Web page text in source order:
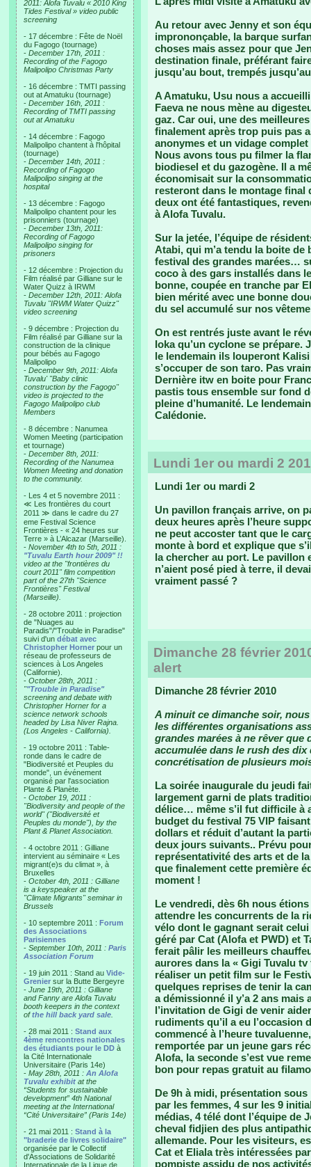
2011: Alofa Tuvalu « 2010 King
Tides Festival » video public
screening
- 17 décembre : Fête de Noël
du Fagogo (tournage)
- December 17th, 2011 :
Recording of the Fagogo
Malipolipo Christmas Party
- 16 décembre : TMTI passing
out at Amatuku (tournage)
- December 16th, 2011 :
Recording of TMTI passing
out at Amatuku
- 14 décembre : Fagogo
Malipolipo chantent à l'hôpital
(tournage)
- December 14th, 2011 :
Recording of Fagogo
Malipolipo singing at the
hospital
- 13 décembre : Fagogo
Malipolipo chantent pour les
prisonniers (tournage)
- December 13th, 2011:
Recording of Fagogo
Malipolipo singing for
prisoners
- 12 décembre : Projection du
Film réalisé par Gilliane sur le
Water Quizz à IRWM
- December 12th, 2011: Alofa
Tuvalu "IRWM Water Quizz"
video screening
- 9 décembre : Projection du
Film réalisé par Gilliane sur la
construction de la clinique
pour bébés au Fagogo
Malipolipo
- December 9th, 2011: Alofa
Tuvalu' "Baby clinic
construction by the Fagogo"
video is projected to the
Fagogo Malipolipo club
Members
- 8 décembre : Nanumea
Women Meeting (participation
et tournage)
- December 8th, 2011:
Recording of the Nanumea
Women Meeting and donation
to the community.
- Les 4 et 5 novembre 2011 :
≪ Les frontières du court
2011 ≫ dans le cadre du 27
eme Festival Science
Frontières - « 24 heures sur
Terre » à L’Alcazar (Marseille).
- November 4th to 5th, 2011 :
"Tuvalu Earth hour 2009" !!
video at the "frontières du
court 2011" film competition
part of the 27th "Science
Frontières" Festival
(Marseille).
- 28 octobre 2011 : projection
de "Nuages au
Paradis"/"Trouble in Paradise"
suivi d'un débat avec
Christopher Horner pour un
réseau de professeurs de
sciences à Los Angeles
(Californie).
- October 28th, 2011 :
""Trouble in Paradise"
screening and debate with
Christopher Horner for a
science network schools
headed by Lisa Niver Rajna.
(Los Angeles - California).
- 19 octobre 2011 : Table-
ronde dans le cadre de
"Biodiversité et Peuples du
monde", un événement
organisé par l'association
Plante & Planète.
- October 19, 2011 :
"Biodiversity and people of the
world" ("Biodiversité et
Peuples du monde"), by the
Plant & Planet Association.
- 4 octobre 2011 : Gilliane
intervient au séminaire « Les
migrant(e)s du climat », à
Bruxelles
- October 4th, 2011 : Gilliane
is a keyspeaker at the
"Climate Migrants" seminar in
Brussels
- 10 septembre 2011 : Forum
des Associations
Parisiennes
- September 10th, 2011 : Paris
Association Forum
- 19 juin 2011 : Stand au Vide-
Grenier sur la Butte Bergeyre
- June 19th, 2011 : Gilliane
and Fanny are Alofa Tuvalu
booth keepers in the context
ofthe hill back yard sale
- 28 mai 2011 : Stand aux
4ème rencontres nationales
des étudiants pour le DD à
la Cité Internationale
Universitaire (Paris 14e)
- May 28th, 2011 : An Alofa
Tuvalu exhibit at the
“Students for sustainable
development” 4th National
meeting at the International
“Cité Universitaire” (Paris 14e)
- 21 mai 2011 : Stand à la
"braderie de livres solidaire"
organisée par le Collectif
d'Associations de Solidarité
Internationale de la Ligue de
Au retour avec Jenny et son
imprononçable, la barque
choses mais assez pour que
destination finale, préférant
jusqu’au bout, trempés
A Amatuku, Usu nous a
Faeva ne nous mène au
gaz. Car oui, une des
finalement après trop puis pas
anonymes et un vidage
Nous avons tous pu filmer la
biodiesel et du gazogène. Il a
économisait sur la
resteront dans le montage final
deux ont été fantastiques,
à Alofa Tuvalu.
Sur la jetée, l’équipe de
Atabi, qui m’a tendu la boite de
festival des grandes marées…
coco à des gars installés dans
bonne, coupée en tranche par
bien mérité avec une bonne
du sel accumulé sur nos
On est rentrés juste avant le
Ioka qu’un cyclone se prépare.
le lendemain ils louperont
s’occuper de son taro. Pas
Dernière itw en boite pour
pastis tous ensemble sur fond
pleine d’humanité. Le
Calédonie.
Lundi 1er ou mardi 2
Lundi 1er ou mardi 2
Un pavillon français arrive, on
deux heures après l’heure
ne peut accoster tant que le
monte à bord et explique que
la chercher au port. Le pavillon
n’aient posé pied à terre, il
vraiment passé ?
Dimanche 28 février
alert
Dimanche 28 février 2010
A minuit ce dimanche soir,
les différentes organisations
grandes marées à ne rêver que
accumulée dans le rush des
concrétisation de plusieurs
La soirée inaugurale du jeudi
largement garni de plats
délice… même s’il fut difficile à
budget du festival 75 VIP
dollars et réduit d’autant la
deux jours suivants.. Prévu
représentativité des arts et de
que finalement cette première
moment !
Le vendredi, dès 6h nous
attendre les concurrents de la
vélo dont le gagnant serait
géré par Cat (Alofa et PWD) et
ferait pâlir les meilleurs
aurores dans la « Gigi Tuvalu
réaliser un petit film sur le
quelques reprises de tenir la
a démissionné il y’a 2 ans
l’invitation de Gigi de venir
rudiments qu’il a eu l’occasion
commencé à l’heure
remportée par un jeune gars
Alofa, la seconde s’est vue
bon pour repas gratuit au
De 9h à midi, présentation
par les femmes, 4 sur les 9
médias, 4 télé dont l’équipe de
cheval fidjien des plus
allemande. Pour les visiteurs,
Cat et Eliala très intéressées
pompiste assidu de nos